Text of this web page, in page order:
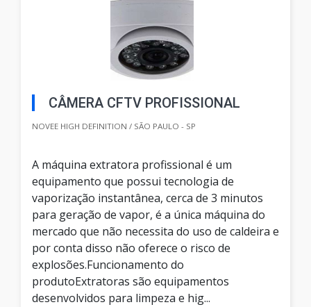
CÂMERA CFTV PROFISSIONAL
NOVEE HIGH DEFINITION / SÃO PAULO - SP
A máquina extratora profissional é um
equipamento que possui tecnologia de
vaporização instantânea, cerca de 3 minutos
para geração de vapor, é a única máquina do
mercado que não necessita do uso de caldeira e
por conta disso não oferece o risco de
explosões.Funcionamento do
produtoExtratoras são equipamentos
desenvolvidos para limpeza e hig...